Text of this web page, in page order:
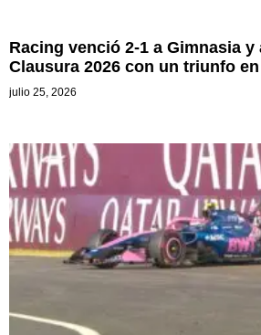
Racing venció 2-1 a Gimnasia
Clausura 2026 con un triunfo
julio 25, 2026